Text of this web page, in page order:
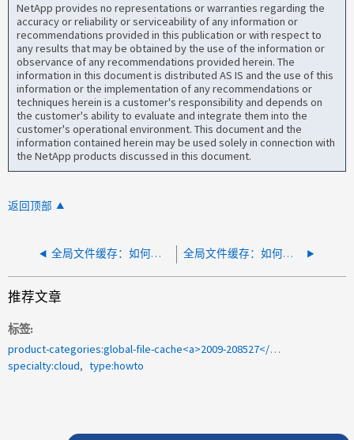
NetApp provides no representations or warranties regarding the
accuracy or reliability or serviceability of any information or
recommendations provided in this publication or with respect to
any results that may be obtained by the use of the information or
observance of any recommendations provided herein. The
information in this document is distributed AS IS and the use of this
information or the implementation of any recommendations or
techniques herein is a customer's responsibility and depends on
the customer's ability to evaluate and integrate them into the
customer's operational environment. This document and the
information contained herein may be used solely in connection with
the NetApp products discussed in this document.
返回顶部
全局文件缓存：如何升级全局文件缓存（ GFC ） 全局文件缓存：如何向LMS服务器服务添加具有代理服务器权限的域帐户
推荐文章
标签
product-categories:global-file-cache<a>2009-208527</a>
specialty:cloud
type:howto